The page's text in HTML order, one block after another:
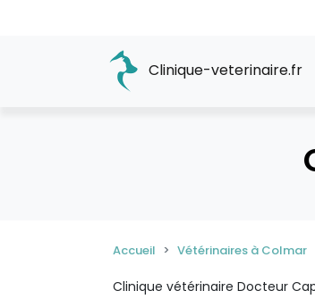
Clinique-veterinaire.fr
Accueil Vétérinaires à Colmar
Clinique vétérinaire Docteur